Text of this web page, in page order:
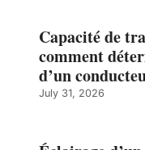
Capacité de
comment
d’un
July 31, 2026